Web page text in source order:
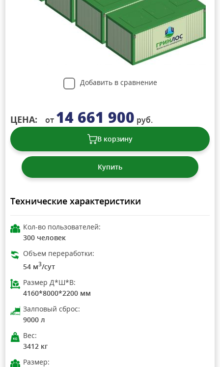
Добавить в сравнение
ЦЕНА: от 14 661 900 руб.
В корзину
Купить
Технические характеристики
Кол-во пользователей:
300 человек
Объем переработки:
54 м3/сут
Размер Д*Ш*В:
4160*8000*2200 мм
Залповый сброс:
9000 л
Вес:
3412 кг
Размер: